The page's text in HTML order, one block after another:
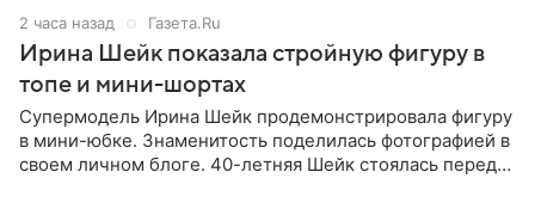
2 часа назад Газета.Ru
Ирина Шейк показала стройную фигуру в
топе и мини-шортах
Супермодель Ирина Шейк продемонстрировала фигуру
в мини-юбке. Знаменитость поделилась фотографией в
своем личном блоге. 40-летняя Шейк стоялась перед